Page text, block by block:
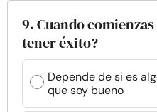
9. Cuando
tener éxito?
Depende de si es
que soy bueno